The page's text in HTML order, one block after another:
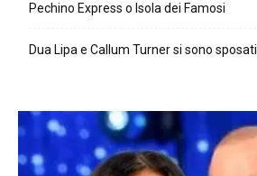
Pechino Express o Isola dei Famosi
Dua Lipa e Callum Turner si sono sposati